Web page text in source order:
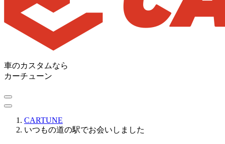
車のカスタムなら
カーチューン
CARTUNE
いつもの道の駅でお会いしました